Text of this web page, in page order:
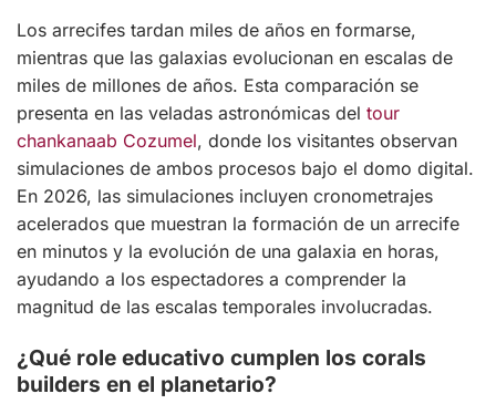
Los arrecifes tardan miles de años en formarse,
mientras que las galaxias evolucionan en escalas de
miles de millones de años. Esta comparación se
presenta en las veladas astronómicas del tour
chankanaab Cozumel, donde los visitantes observan
simulaciones de ambos procesos bajo el domo digital.
En 2026, las simulaciones incluyen cronometrajes
acelerados que muestran la formación de un arrecife
en minutos y la evolución de una galaxia en horas,
ayudando a los espectadores a comprender la
magnitud de las escalas temporales involucradas.
¿Qué role educativo cumplen los corals
builders en el planetario?